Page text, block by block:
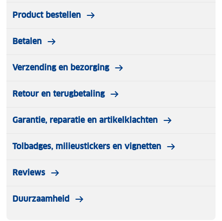
Product bestellen
Betalen
Verzending en bezorging
Retour en terugbetaling
Garantie, reparatie en artikelklachten
Tolbadges, milieustickers en vignetten
Reviews
Duurzaamheid